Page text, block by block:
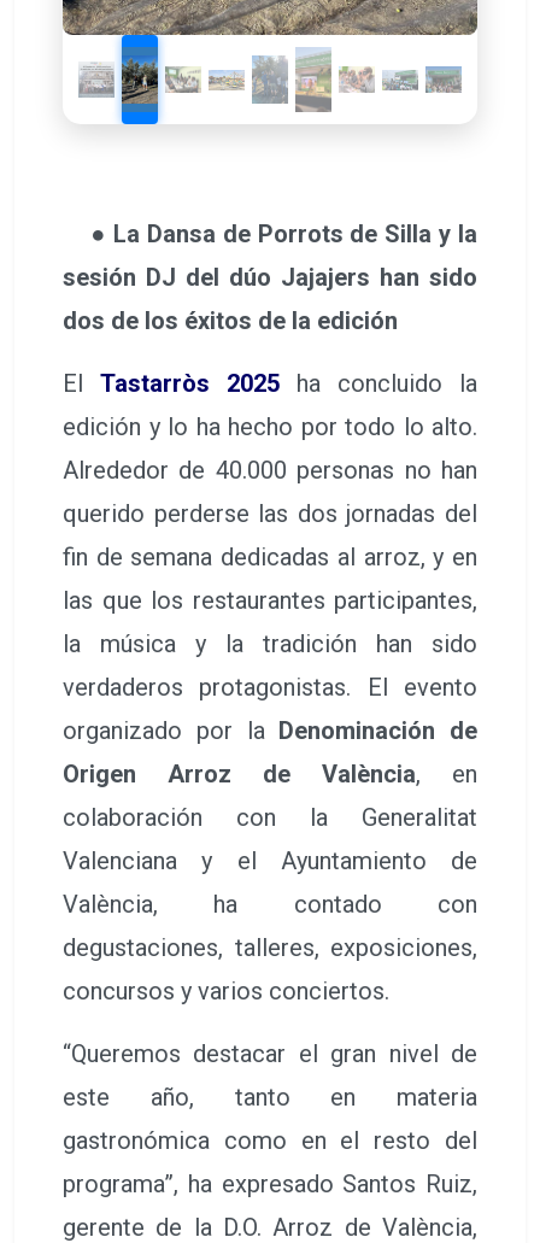
● La Dansa de Porrots de Silla y la
sesión DJ del dúo Jajajers han sido
dos de los éxitos de la edición
El Tastarròs 2025 ha concluido la
edición y lo ha hecho por todo lo alto.
Alrededor de 40.000 personas no han
querido perderse las dos jornadas del
fin de semana dedicadas al arroz, y en
las que los restaurantes participantes,
la música y la tradición han sido
verdaderos protagonistas. El evento
organizado por la Denominación de
Origen Arroz de València, en
colaboración con la Generalitat
Valenciana y el Ayuntamiento de
València, ha contado con
degustaciones, talleres, exposiciones,
concursos y varios conciertos.
“Queremos destacar el gran nivel de
este año, tanto en materia
gastronómica como en el resto del
programa”, ha expresado Santos Ruiz,
gerente de la D.O. Arroz de València,